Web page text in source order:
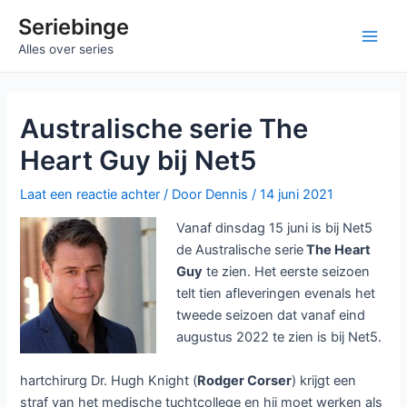
naarSeriebinge
Alles over series
Australische serie The
Heart Guy bij Net5
Laat een reactie achter / Door Dennis/14 juni 2021
Vanaf dinsdag 15 juni is bij Net5
de Australische serieThe Heart
Guy te zien. Het eerste seizoen
telt tien afleveringen evenals het
tweede seizoen dat vanaf eind
augustus 2022 te zien is bij Net5.
hartchirurg Dr. Hugh Knight (Rodger Corser) krijgt een
straf van het medische tuchtcollege en hij moet werken als